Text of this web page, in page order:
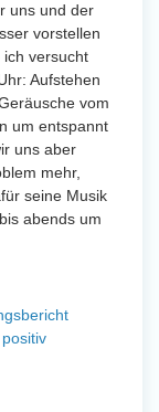
uns und der
vorstellen
versucht
Aufstehen
vom
um entspannt
uns aber
mehr,
seine Musik
abends um